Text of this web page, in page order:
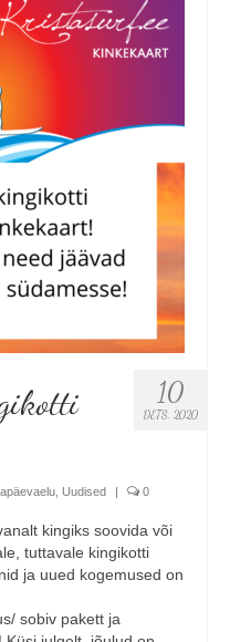
10
DETS. 2020
Uudised | 0
kingiks soovida või
tuttavale kingikotti
ja uued kogemused on
sobiv pakett ja